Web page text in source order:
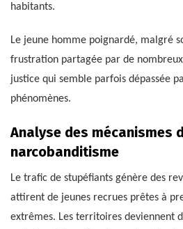
habitants.
Le jeune homme poignardé, malgré
frustration partagée par de
justice qui semble parfois dépassée
phénomènes.
Analyse des mécanismes
narcobanditisme
Le trafic de stupéfiants génère des
attirent de jeunes recrues prêtes à
extrêmes. Les territoires deviennent